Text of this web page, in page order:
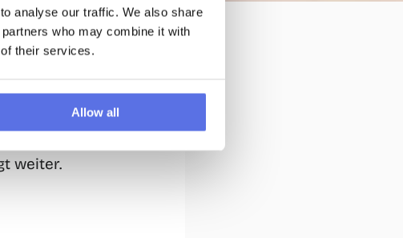
analyse our traffic. We also share
who may combine it with
their services.
Allow all
die
Jene
vertraut?
Unterschied in
weiter.